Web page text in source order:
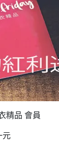
精品 會員
元